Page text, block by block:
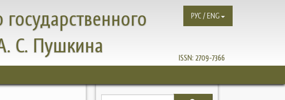
С. Пушкина
ISSN: 2709-7366
РУС / ENG